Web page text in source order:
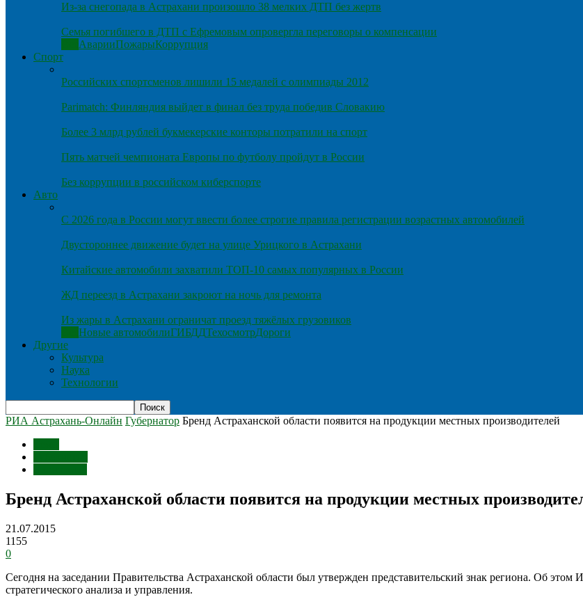
Из-за снегопада в Астрахани произошло 38 мелких ДТП без жертв
Семья погибшего в ДТП с Ефремовым опровергла переговоры о компенсации
АварииПожарыКоррупция
Спорт
Российских спортсменов лишили 15 медалей с олимпиады 2012
Parimatch: Финляндия выйдет в финал без труда победив Словакию
Более 3 млрд рублей букмекерские конторы потратили на спорт
Пять матчей чемпионата Европы по футболу пройдут в России
Без коррупции в российском киберспорте
Авто
С 2026 года в России могут ввести более строгие правила регистрации возрастных автомобилей
Двустороннее движение будет на улице Урицкого в Астрахани
Китайские автомобили захватили ТОП-10 самых популярных в России
ЖД переезд в Астрахани закроют на ночь для ремонта
Из жары в Астрахани ограничат проезд тяжёлых грузовиков
Новые автомобилиГИБДДТехосмотрДороги
Другие
Культура
Наука
Технологии
РИА Астрахань-Онлайн Губернатор Бренд Астраханской области появится на продукции местных производителей
Бренд Астраханской области появится на продукции местных
21.07.2015
1155
0
Сегодня на заседании Правительства Астраханской области был утвержден представительский знак региона. Об
стратегического анализа и управления.